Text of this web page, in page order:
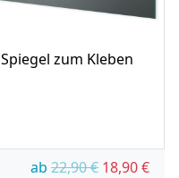
Spiegel zum Kleben
ab 22,90€ 18,90€